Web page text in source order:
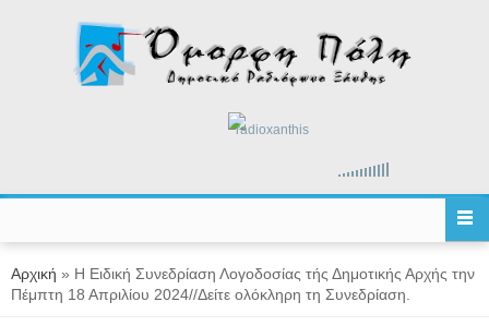
radioxanthis
Είστε εδώ
Αρχική » Η Ειδική Συνεδρίαση Λογοδοσίας τής Δημοτικής Αρχής την
Πέμπτη 18 Απριλίου 2024//Δείτε ολόκληρη τη Συνεδρίαση.